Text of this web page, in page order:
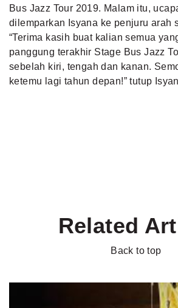
Bus Jazz Tour 2019. Malam itu,
dilemparkan Isyana ke penjuru arah
“Terima kasih buat kalian semua
panggung terakhir Stage Bus Jazz
sebelah kiri, tengah dan kanan.
ketemu lagi tahun depan!” tutup
Related
Back to top